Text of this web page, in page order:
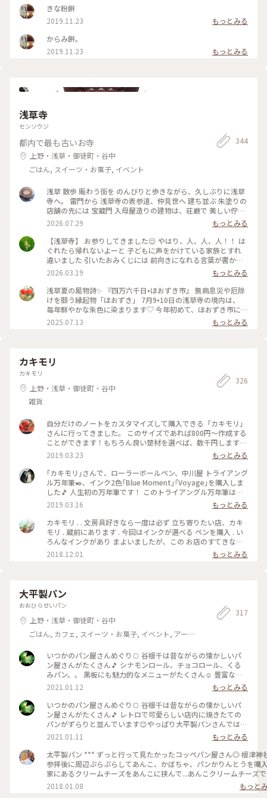
きな粉餅
2019.11.23
もっとみる
からみ餅。
2019.11.23
もっとみる
浅草寺
センソウジ
都内で最も古いお寺
上野・浅草・御徒町・谷中
ごはん, スイーツ・お菓子, イベント
344
浅草 散歩 賑わう街を のんびりと歩きながら、久しぶりに浅草
寺へ。 雷門から 浅草寺の表参道、仲見世へ 建ち並ぶ 朱塗りの
店舗の先には 宝蔵門 入母屋造りの建物は、荘厳で 美しい佇ま
い 思わず 見惚れてしまいます♡ こちらに掲げられている お馴
染みの "小舟町"と記された大提灯が 見当たらず。。 調べてみ
ると、10年ぶりに 掛け替えられるとのこと、 10月末頃に 新調
され、お目見えするそうです。 本堂でお参り、上から境内を眺
めました。 参拝の人々で 華やぐ境内、凛と佇む 五重塔 社殿を
吹き抜ける 心地良い風を感じながら 眺める風景は、神々しさ
の中にも 下町の風情が感じられ、ほっこり♡ 素敵な夏の一日
になりました。 #風景 #浅草寺 #古刹 #雷門 #仲見世 #五重塔 #
浅草 #上野 #東京 #ひみつの絶景
2026.07.29
もっとみる
【浅草寺】 お参りしてきました😌 やはり、人、人、人！！ は
ぐれたら帰れないよーと 子どもに声をかけている家族とすれ
違いました 引いたおみくじには 前向きになれる言葉が書かれ
ていたので 年度末の忙しさにも心を乱されることなく 過ごし
たいです☺️ #ことりっぷ東京 #参拝 #お寺 #おみくじ
2026.03.19
もっとみる
浅草夏の風物詩✨ 『四万六千日•ほおずき市』 無病息災や厄除
けを願う縁起物「ほおずき」 7月9•10日の浅草寺の境内は、
毎年鮮やかな朱色に染まります♡ 今年初めて、ほおずき市に行
ってきました。 混雑を覚悟してましたが、暑さのせいか 仲見
世からもわりと空いていて（ほぼ海外の方） のんびりと楽し
ですが、電車で帰る事を考え 籠入り（5個）を一つ連れて帰り
ました♡ お店の方も水やりが欠かせないようです。 そして、
初めましてのほおずきの花🌼 白く小さな妖精のようなお花で
した✨（5枚目） #ほおずき市 #浅草寺 #浅草 #四万六千日 #ほ
おずき #鬼灯 #アートな景色
2025.07.13 もっとみる
カキモリ
カキモリ
上野・浅草・御徒町・谷中
雑貨
326
自分だけのノートをカスタマイズして購入できる「カキモリ」
さんに行ってきました。 このサイズであれば800円〜作成する
ことができます！もちろん良い楚材を選べば、数千円します
が...笑 蔵前駅から徒歩10分ほどに位置しているので、世界に1
冊のノートを作りたいという方は、ぜひ行ってみてくださ
い！！ #カキモリ #ノート #デート
2019.03.23
もっとみる
｢カキモリ｣さんで、ローラーボールペン、中川屋 トライアング
ル万年筆✒️、インク2色｢Blue Moment｣｢Voyage｣を購入しま
した🎵 人生初の万年筆です！ このトライアングル万年筆は先
がくるんと曲がっていて、寝かせて書くと太く、立てて書くと
細くなるという、絵を描くように字が書ける万年筆です。この
シルバーの他に黒、赤の２色があります。ケースも可愛くて🙆
⤴️ ローラーボールペンは、本当に書きやすいので、今後、何
本かインクを替えて持ち歩きたいです🎵 あと、オリジナルノ
ートも作って来ました。 カキモリさん、何時間でも居られる
場所です(’-’*)♪ #蔵前 #カキモリ #気のせいかいつもより字が
2019.03.16
もっとみる
カキモリ . . 文房具好きなら一度は必ず 立ち寄りたい店、カキ
モリ . 蔵前にあります . 今回はインクが選べる ペンを購入 . い
ろんなインクがあり まよいましたが、この お店のすてきなポ
イントは 試し書きがたくさんできる こと！ お気に入りがみつ
かりやすい . そして、こことは別な店舗では インクの調合もで
リ #手みやげ #インク #文房具 #雑貨 #蔵前 #東京
2018.12.01 もっとみる
大平製パン
おおひらせいパン
上野・浅草・御徒町・谷中
ごはん, カフェ, スイーツ・お菓子, イベント, アー
317
いつかのパン屋さんめぐり🍞 谷根千は昔ながらの懐かしいパ
ン屋さんがたくさん🎵 シナモンロール、チョコロール、くる
みパン。。 黒板にも魅力的なメニューがたくさん☺️ 豊富な種
類で迷っちゃいます♡ またのんきにパン屋さんめぐりしたい
なぁっ♪ #大平製パン #惣菜パン #コッペパン #昔ながら #懐か
しい #豊富な種類 #たくさん #谷根千 #谷中 #根津 #千駄木 #千
駄木のパン屋 #お散歩 #根津さんぽ #パン屋さん #パン屋さん
めぐり
2021.01.12
もっとみる
いつかのパン屋さんめぐり🍞 谷根千は昔ながらの懐かしいパ
ン屋さんがたくさん🎵 レトロで可愛らしい店内に焼きたての
パンがずらりと並んでいます😊やっぱり大平製パンさんでは惣
菜コッペパンははずせないかな😋♡ みなさんはお好きなコッ
ペパンありますか？ てくてくお散歩しながらパンを買う😊 こ
んな世の中になった今、のんきで平和だったなぁと思い返して
います😊 #大平製パン #コッペパン #昔ながら #懐かしい #レ
トロ #可愛い #惣菜パン #パン #谷中 #根津 #千駄木 #谷根千 #
2021.01.11
もっとみる
太平製パン *** ずっと行って見たかったコッペパン屋さん◎ 根津神社
参拝後に周辺ぷらぷらしてあんこ、かぼちゃ、パンかりんとうを購
家にあるクリームチーズをあんこに挟んで...あんこクリームチーズ
きます🙌🏻💓 #ことりっぷ#パン#コッペパン#パンのある生活#あんこ#
粒あん#クリームチーズ#コーヒー
2018.01.08 もっと